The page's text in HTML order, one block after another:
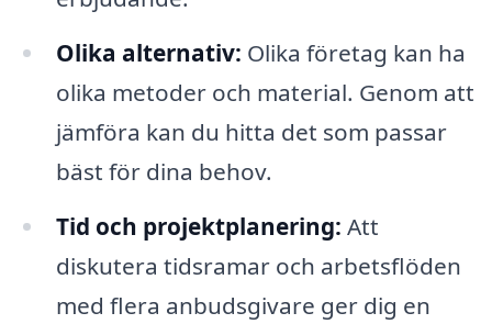
Olika alternativ: Olika företag kan ha
olika metoder och material. Genom att
jämföra kan du hitta det som passar
bäst för dina behov.
Tid och projektplanering: Att
diskutera tidsramar och arbetsflöden
med flera anbudsgivare ger dig en